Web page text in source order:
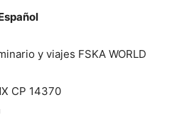
y viajes FSKA WORLD
CP 14370